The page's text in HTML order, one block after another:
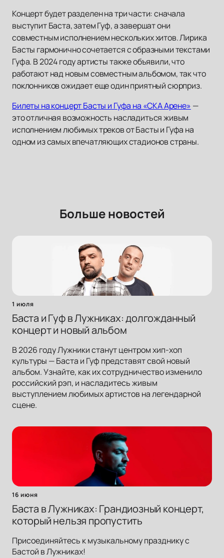
Концерт будет разделен на три части: сначала
выступит Баста, затем Гуф, а завершат они
совместным исполнением нескольких хитов. Лирика
Басты гармонично сочетается с образными текстами
Гуфа. В 2024 году артисты также объявили, что
работают над новым совместным альбомом, так что
поклонников ожидает еще один приятный сюрприз.
Билеты на концерт Басты и Гуфа на «СКА Арене» —
это отличная возможность насладиться живым
исполнением любимых треков от Басты и Гуфа на
одном из самых впечатляющих стадионов страны.
Больше новостей
1 июля
Баста и Гуф в Лужниках: долгожданный
концерт и новый альбом
В 2026 году Лужники станут центром хип-хоп
культуры — Баста и Гуф представят свой новый
альбом. Узнайте, как их сотрудничество изменило
российский рэп, и насладитесь живым
выступлением любимых артистов на легендарной
сцене.
16 июня
Баста в Лужниках: Грандиозный концерт,
который нельзя пропустить
Присоединяйтесь к музыкальному празднику с
Бастой в Лужниках!